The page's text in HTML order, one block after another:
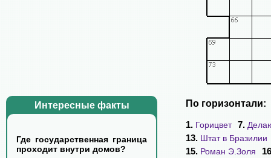
Интересные факты
Где государственная граница
проходит внутри домов?
По горизонтали:
1. Горицвет 7.
13. Штат в Бразилии
15. Роман Э.Золя